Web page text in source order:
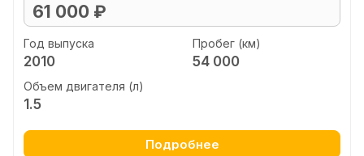
61 000 ₽
Год выпуска
2010
Пробег (км)
54 000
Объем двигателя (л)
1.5
Подробнее